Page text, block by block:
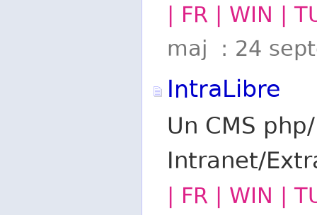
| FR | WIN |
maj : 24
IntraLibre
Un CMS
Intranet/
| FR | WIN |